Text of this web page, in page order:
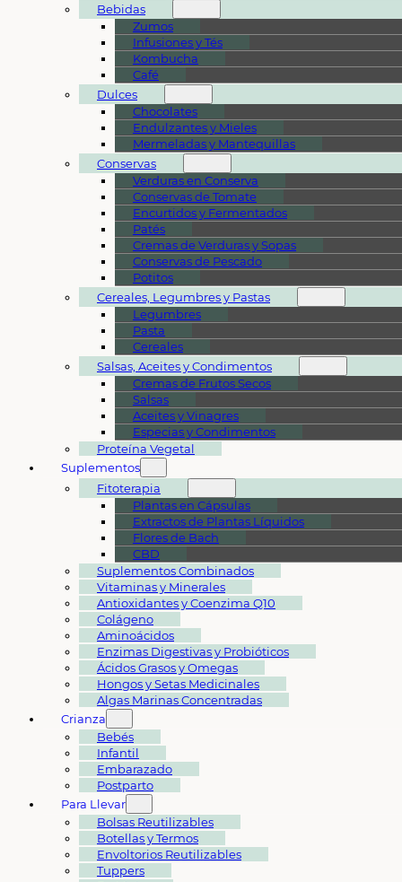
Bebidas
Zumos
Infusiones y Tés
Kombucha
Café
Dulces
Chocolates
Endulzantes y Mieles
Mermeladas y Mantequillas
Conservas
Verduras en Conserva
Conservas de Tomate
Encurtidos y Fermentados
Patés
Cremas de Verduras y Sopas
Conservas de Pescado
Potitos
Cereales, Legumbres y Pastas
Legumbres
Pasta
Cereales
Salsas, Aceites y Condimentos
Cremas de Frutos Secos
Salsas
Aceites y Vinagres
Especias y Condimentos
Proteína Vegetal
Suplementos
Fitoterapia
Plantas en Cápsulas
Extractos de Plantas Líquidos
Flores de Bach
CBD
Suplementos Combinados
Vitaminas y Minerales
Antioxidantes y Coenzima Q10
Colágeno
Aminoácidos
Enzimas Digestivas y Probióticos
Ácidos Grasos y Omegas
Hongos y Setas Medicinales
Algas Marinas Concentradas
Crianza
Bebés
Infantil
Embarazado
Postparto
Para Llevar
Bolsas Reutilizables
Botellas y Termos
Envoltorios Reutilizables
Tuppers